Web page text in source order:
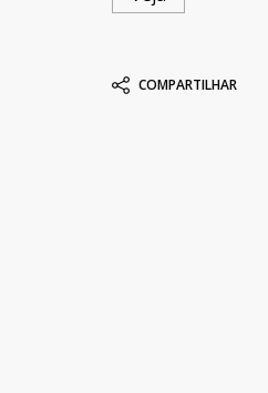
COMPARTILHAR